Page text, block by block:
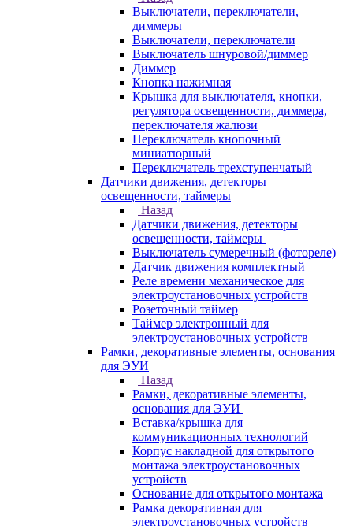
Выключатели, переключатели,
диммеры
Выключатели, переключатели
Выключатель шнуровой/диммер
Диммер
Кнопка нажимная
Крышка для выключателя, кнопки,
регулятора освещенности, диммера,
переключателя жалюзи
Переключатель кнопочный
миниатюрный
Переключатель трехступенчатый
Датчики движения, детекторы
освещенности, таймеры
Назад
Датчики движения, детекторы
освещенности, таймеры
Выключатель сумеречный (фотореле)
Датчик движения комплектный
Реле времени механическое для
электроустановочных устройств
Розеточный таймер
Таймер электронный для
электроустановочных устройств
Рамки, декоративные элементы, основания
для ЭУИ
Назад
Рамки, декоративные элементы,
основания для ЭУИ
Вставка/крышка для
коммуникационных технологий
Корпус накладной для открытого
монтажа электроустановочных
устройств
Основание для открытого монтажа
Рамка декоративная для
электроустановочных устройств